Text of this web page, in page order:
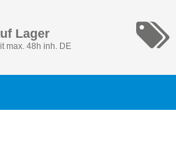
Lager
max. 48h inh. DE